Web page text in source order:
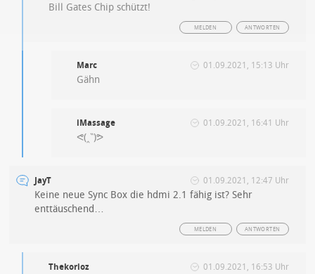
Bill Gates Chip schützt!
ANTWORTEN
MELDEN
Marc 01.09.2021, 15:13 Uhr
Gähn
iMassage 01.09.2021, 16:41 Uhr
ᕙ(‸‶)ᕗ
JayT 01.09.2021, 12:47 Uhr
Keine neue Sync Box die hdmi 2.1 fähig ist? Sehr
enttäuschend…
ANTWORTEN
MELDEN
Thekorioz 01.09.2021, 16:53 Uhr